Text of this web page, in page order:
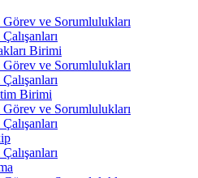
ve Sorumlulukları
Birimi
ve Sorumlulukları
Birimi
ve Sorumlulukları